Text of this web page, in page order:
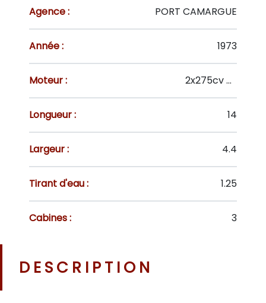
Agence : PORT CAMARGUE
Année : 1973
Moteur : 2x275cv VOLVO TAMD70
Longueur : 14
Largeur : 4.4
Tirant d'eau : 1.25
Cabines : 3
DESCRIPTION